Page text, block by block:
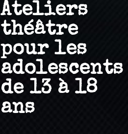
Ateliers
théâtre
pour les
adolescents
de 13 à 18
ans